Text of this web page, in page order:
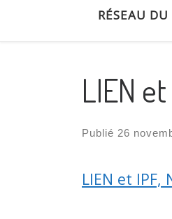
RÉSEAU
LIEN
Publié 26
LIEN et IPF,